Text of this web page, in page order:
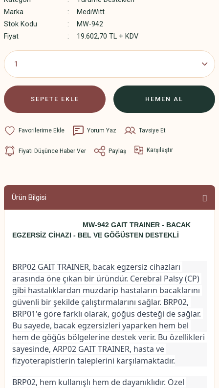
Marka
MediWitt
Stok Kodu
MW-942
Fiyat
19.602,70 TL + KDV
SEPETE EKLE HEMEN AL
Yorum Yaz Tavsiye Et
Fiyatı Düşünce Haber Ver Paylaş Karşılaştır
Ürün Bilgisi
MW-942 GAIT TRAINER - BACAK
EGZERSİZ CİHAZI - BEL VE GÖĞÜSTEN DESTEKLİ
BRP02 GAIT TRAINER, bacak egzersiz cihazları
arasında öne çıkan bir üründür. Cerebral Palsy (CP)
gibi hastalıklardan muzdarip hastaların bacaklarını
güvenli bir şekilde çalıştırmalarını sağlar. BRP02,
BRP01'e göre farklı olarak, göğüs desteği de sağlar.
Bu sayede, bacak egzersizleri yaparken hem bel
hem de göğüs bölgelerine destek verir. Bu özellikleri
sayesinde, ARP02 GAIT TRAINER, hasta ve
fizyoterapistlerin taleplerini karşılamaktadır.
BRP02, hem kullanışlı hem de dayanıklıdır. Özel